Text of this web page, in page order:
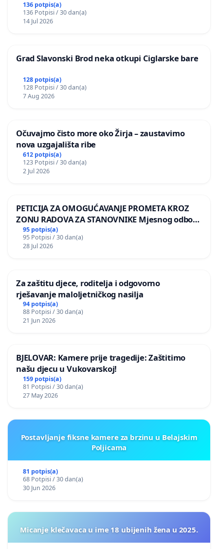
136 potpis(a)
136 Potpisi / 30 dan(a)
14 Jul 2026
Grad Slavonski Brod neka otkupi Ciglarske bare
128 potpis(a)
128 Potpisi / 30 dan(a)
7 Aug 2026
Očuvajmo čisto more oko Žirja – zaustavimo
nova uzgajališta ribe
612 potpis(a)
123 Potpisi / 30 dan(a)
2 Jul 2026
PETICIJA ZA OMOGUĆAVANJE PROMETA KROZ
ZONU RADOVA ZA STANOVNIKE Mjesnog odbora
Kamensko i Lemić Brdo
95 potpis(a)
95 Potpisi / 30 dan(a)
28 Jul 2026
Za zaštitu djece, roditelja i odgovorno
rješavanje maloljetničkog nasilja
94 potpis(a)
88 Potpisi / 30 dan(a)
21 Jun 2026
BJELOVAR: Kamere prije tragedije: Zaštitimo
našu djecu u Vukovarskoj!
159 potpis(a)
81 Potpisi / 30 dan(a)
27 May 2026
Postavljanje fiksne kamere za brzinu u Belajskim
Poljicama
81 potpis(a)
68 Potpisi / 30 dan(a)
30 Jun 2026
Micanje klečavaca u ime 18 ubijenih žena u 2025.